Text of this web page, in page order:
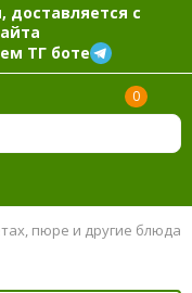
доставляется с
ТГ боте
0
пюре и другие блюда